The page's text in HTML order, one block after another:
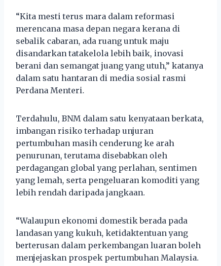
“Kita mesti terus mara dalam reformasi
merencana masa depan negara kerana di
sebalik cabaran, ada ruang untuk maju
disandarkan tatakelola lebih baik, inovasi
berani dan semangat juang yang utuh,” katanya
dalam satu hantaran di media sosial rasmi
Perdana Menteri.
Terdahulu, BNM dalam satu kenyataan berkata,
imbangan risiko terhadap unjuran
pertumbuhan masih cenderung ke arah
penurunan, terutama disebabkan oleh
perdagangan global yang perlahan, sentimen
yang lemah, serta pengeluaran komoditi yang
lebih rendah daripada jangkaan.
“Walaupun ekonomi domestik berada pada
landasan yang kukuh, ketidaktentuan yang
berterusan dalam perkembangan luaran boleh
menjejaskan prospek pertumbuhan Malaysia.